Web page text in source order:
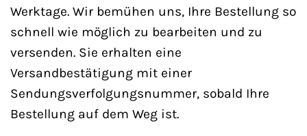
Werktage. Wir bemühen uns, Ihre Bestellung so
schnell wie möglich zu bearbeiten und zu
versenden. Sie erhalten eine
Versandbestätigung mit einer
Sendungsverfolgungsnummer, sobald Ihre
Bestellung auf dem Weg ist.